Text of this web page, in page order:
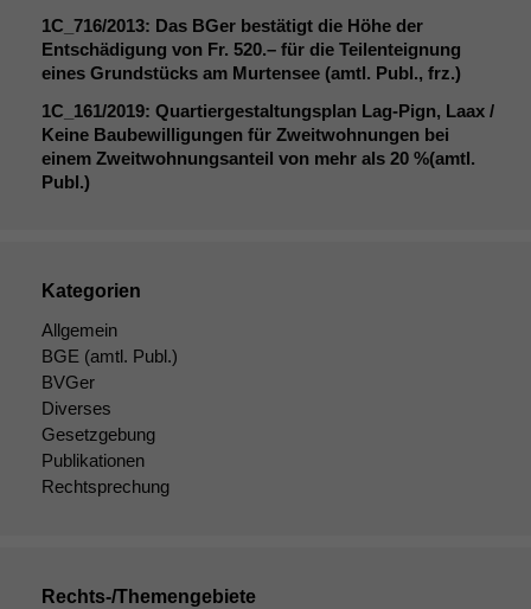
1C_716/2013: Das BGer bestätigt die Höhe der
Entschädigung von Fr. 520.– für die Teilenteignung
eines Grundstücks am Murtensee (amtl. Publ., frz.)
1C_161/2019: Quartiergestaltungsplan Lag-Pign, Laax /
Keine Baubewilligungen für Zweitwohnungen bei
einem Zweitwohnungsanteil von mehr als 20 %(amtl.
Publ.)
Kategorien
Allgemein
BGE (amtl. Publ.)
BVGer
Diverses
Gesetzgebung
Publikationen
Rechtsprechung
Rechts-/Themengebiete
zeichnen
wir
anonyme
statistische
Daten auf.